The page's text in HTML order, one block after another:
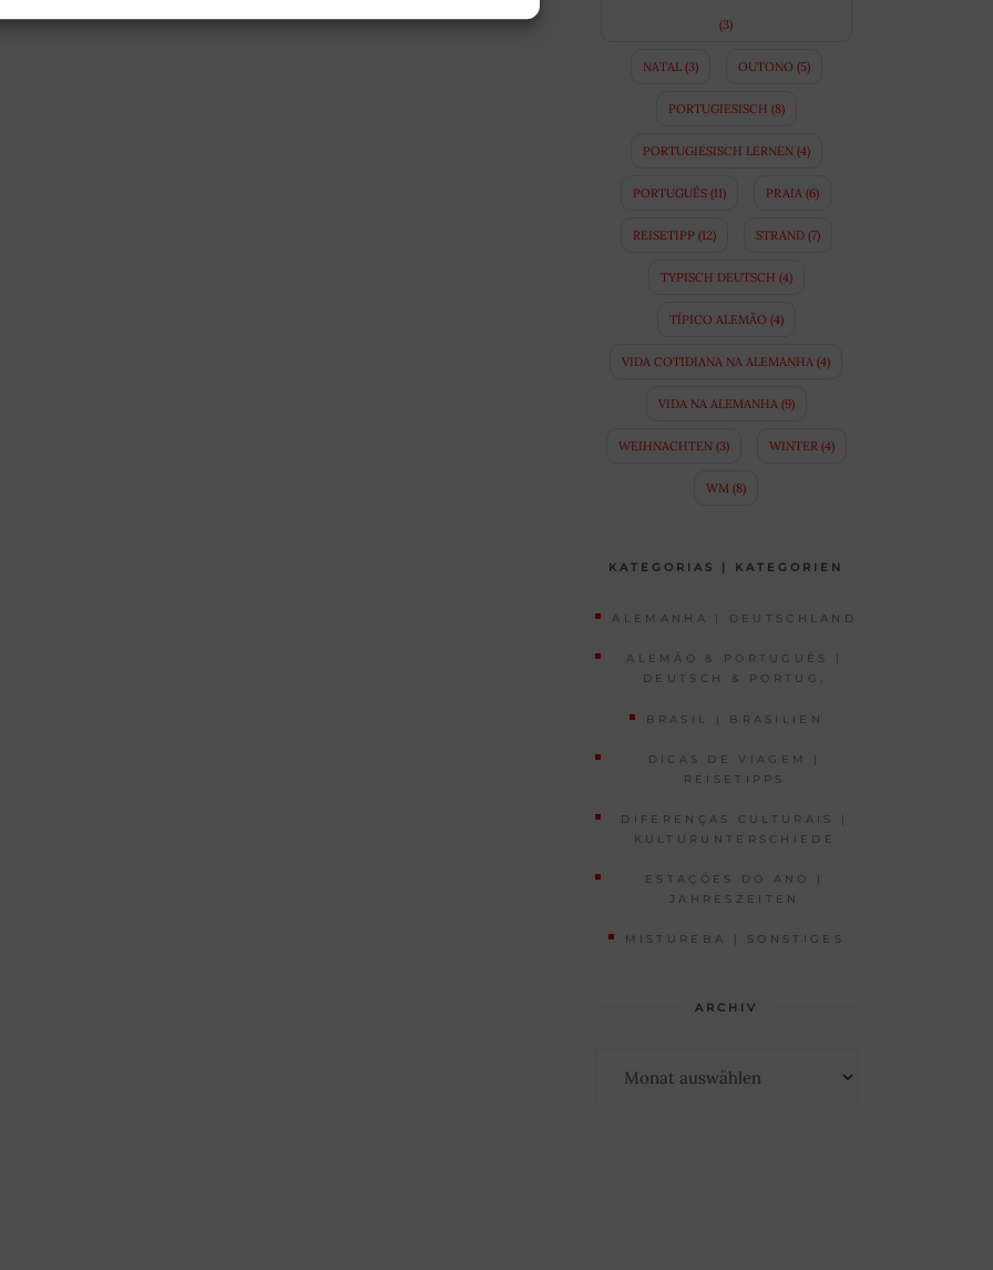
(3)
NATAL(3) OUTONO (5)
PORTUGIESISCH (8)
PORTUGIESISCH LERNEN(4)
PORTUGUÊS (11) PRAIA (6)
REISETIPP(12) STRAND(7)
TYPISCH DEUTSCH (4)
TÍPICO ALEMÃO (4)
VIDA COTIDIANA NA ALEMANHA (4)
VIDA NA ALEMANHA (9)
WEIHNACHTEN(3) WINTER (4)
WM (8)
KATEGORIAS | KATEGORIEN
ALEMANHA | DEUTSCHLAND
ALEMÃO & PORTUGUÊS |
DEUTSCH & PORTUG.
BRASIL | BRASILIEN
DICAS DE VIAGEM |
REISETIPPS
DIFERENÇAS CULTURAIS |
KULTURUNTERSCHIEDE
ESTAÇÕES DO ANO |
JAHRESZEITEN
MISTUREBA | SONSTIGES
ARCHIV